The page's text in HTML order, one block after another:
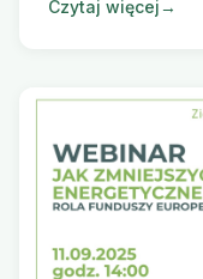
climate change.
Czytaj więcej→